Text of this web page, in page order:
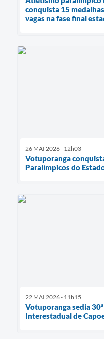
conquista 15
vagas na fase final
26 MAI 2026 - 12h03
Votuporanga
Paralímpicos do
22 MAI 2026 - 11h15
Votuporanga sedia
Interestadual de